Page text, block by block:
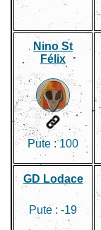
Nino St
Félix
Pute :100
GD Lodace
Pute : -19